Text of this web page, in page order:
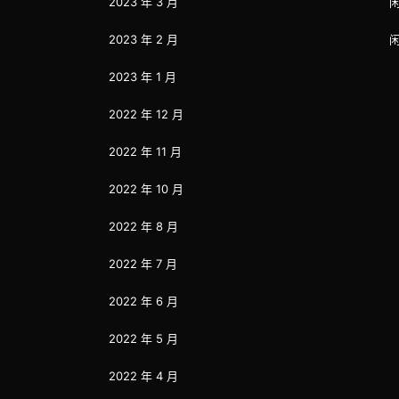
2023 年 2 月
2023 年 1 月
2022 年 12 月
2022 年 11 月
2022 年 10 月
2022 年 8 月
2022 年 7 月
2022 年 6 月
2022 年 5 月
2022 年 4 月